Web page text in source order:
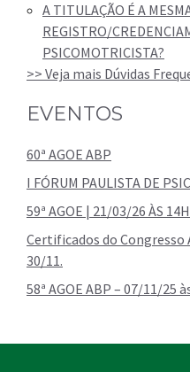
A TITULAÇÃO É A
REGISTRO/
PSICOMOTRICISTA?
>> Veja mais Dúvidas
EVENTOS
60ª AGOE ABP
I FÓRUM PAULISTA DE
59ª AGOE | 21/03/26 ÀS 14H
Certificados do Congresso
30/11.
58ª AGOE ABP – 07/11/25